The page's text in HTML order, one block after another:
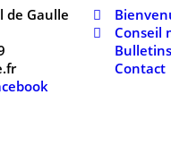
de Gaulle
Conseil
Contact